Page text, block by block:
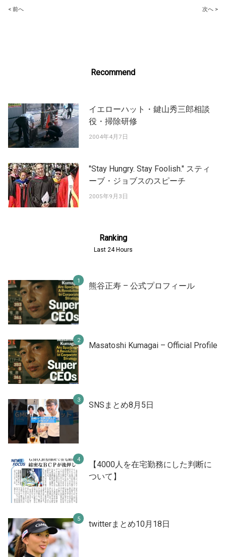
Post
< 前へ 次へ >
Recommend
イエローハット・鍵山秀三郎相談
役・掃除研修
2004年4月7日
"Stay Hungry. Stay Foolish." スティ
ーブ・ジョブスのスピーチ
2005年9月3日
Ranking
Last 24 Hours
熊谷正寿 – 公式プロフィール
Masatoshi Kumagai – Official Profile
SNSまとめ8月5日
【4000人を在宅勤務にした判断に
ついて】
twitterまとめ10月18日